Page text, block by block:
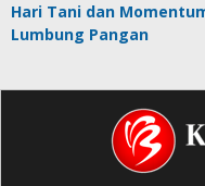
Hari Tani dan
Lumbung Pangan